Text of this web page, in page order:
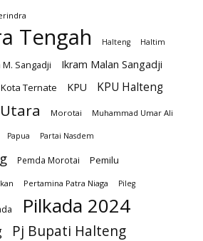
Tengah Halteng Haltim
M. Sangadji Ikram Malan Sangadji
Kota Ternate KPU KPU Halteng
Morotai Muhammad Umar Ali
Papua Partai Nasdem
Pemda Morotai
Pemilu
Pertamina Patra Niaga Pileg
Pilkada 2024
Pj Bupati Halteng